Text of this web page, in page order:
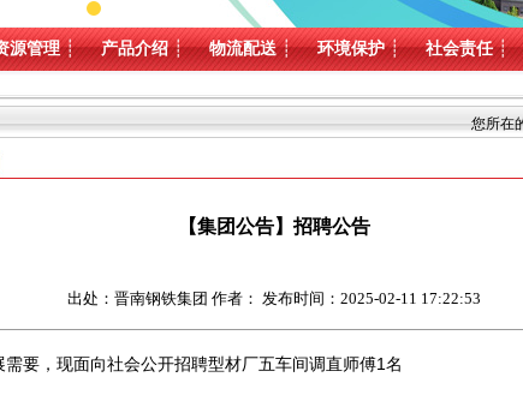
源管理 ┊ 产品介绍 ┊ 物流配送 ┊ 环境保护 ┊ 社会责任 ┊
您所在
【集团公告】招聘公告
出处：晋南钢铁集团 作者： 发布时间：2025-02-11 17:22:53
要，现面向社会公开招聘型材厂五车间调直师傅1名